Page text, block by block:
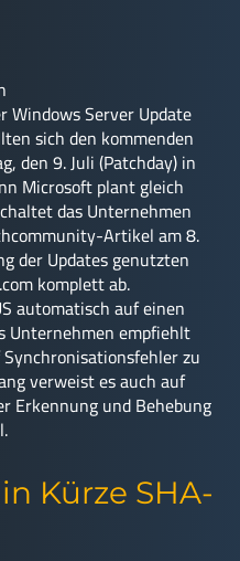
Windows Server Update
sich den kommenden
den 9. Juli (Patchday) in
Microsoft plant gleich
das Unternehmen
Artikel am 8.
der Updates genutzten
komplett ab.
automatisch auf einen
Unternehmen empfiehlt
zu
verweist es auch auf
Erkennung und Behebung
Kürze SHA-